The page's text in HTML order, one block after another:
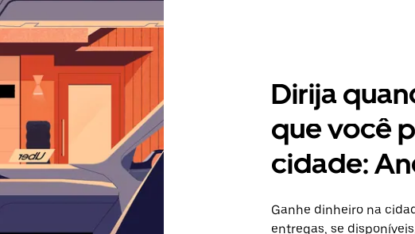
Dirija
que você
cidade:
Ganhe dinheiro na
entregas, se